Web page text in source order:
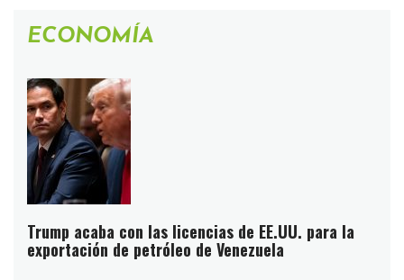
ECONOMÍA
Trump acaba con las licencias de EE.UU. para la
exportación de petróleo de Venezuela